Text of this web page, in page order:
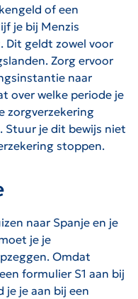
of een
je bij Menzis
Dit geldt zowel voor
Zorg ervoor
naar
over welke periode je
zorgverzekering
Stuur je dit bewijs niet
stoppen.
naar Spanje en je
je je
Omdat
formulier S1 aan bij
je aan bij een